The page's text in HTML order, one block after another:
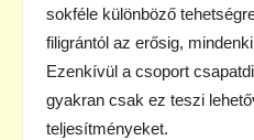
sokféle különböző
filigrántól az erősig,
Ezenkívül a csoport
gyakran csak ez teszi
teljesítményeket.